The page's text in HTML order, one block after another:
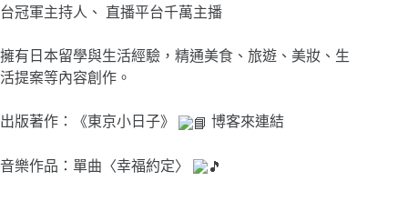
台冠軍主持人、 直播平台千萬主播
擁有日本留學與生活經驗，精通美食、旅遊、美妝、生
活提案等內容創作。
出版著作：《東京小日子》 博客來連結
音樂作品：單曲〈幸福約定〉